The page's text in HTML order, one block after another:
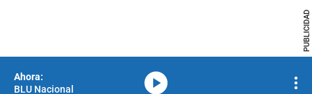
PUBLICIDAD
BLU Nacional